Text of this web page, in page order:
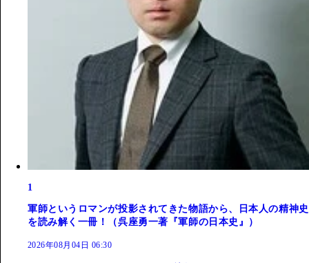
1
軍師というロマンが投影されてきた物語から、日本人の精神史
を読み解く一冊！（呉座勇一著『軍師の日本史』）
2026年08月04日 06:30